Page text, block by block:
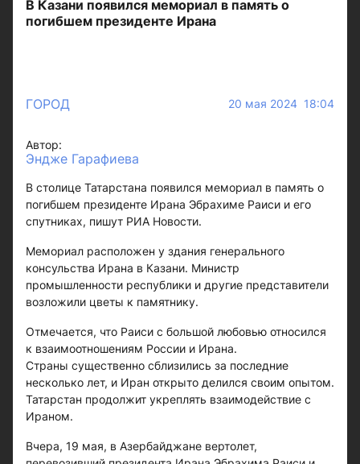
В Казани появился мемориал в память о
погибшем президенте Ирана
ГОРОД 20 мая 2024 18:04
Автор:
Эндже Гарафиева
В столице Татарстана появился мемориал в память о
погибшем президенте Ирана Эбрахиме Раиси и его
спутниках, пишут РИА Новости.
Мемориал расположен у здания генерального
консульства Ирана в Казани. Министр
промышленности республики и другие представители
возложили цветы к памятнику.
Отмечается, что Раиси с большой любовью относился
к взаимоотношениям России и Ирана.
Страны существенно сблизились за последние
несколько лет, и Иран открыто делился своим опытом.
Татарстан продолжит укреплять взаимодействие с
Ираном.
Вчера, 19 мая, в Азербайджане вертолет,